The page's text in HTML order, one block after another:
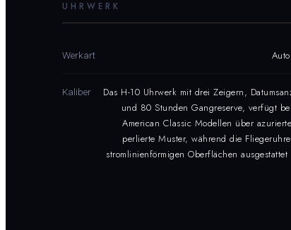
UHRWERK
Werkart
Kaliber
Das H-10 Uhrwerk mit drei Zeigern,
und 80 Stunden Gangreserve, verfügt
American Classic Modellen über
perlierte Muster, während die
stromlinienförmigen Oberflächen